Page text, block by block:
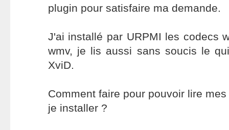
plugin pour satisfaire ma demande.
J'ai installé par URPMI les codecs
wmv, je lis aussi sans soucis le
XviD.
Comment faire pour pouvoir lire
je installer ?